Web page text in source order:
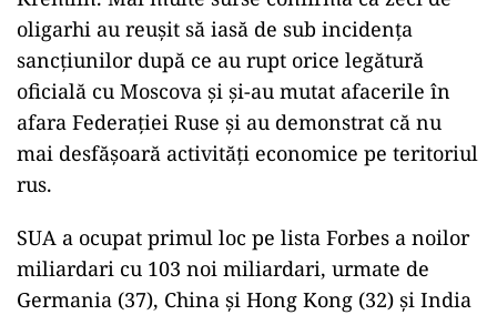
oligarhi au reușit să iasă de sub incidența
sancțiunilor după ce au rupt orice legătură
oficială cu Moscova și și-au mutat afacerile în
afara Federației Ruse și au demonstrat că nu
mai desfășoară activități economice pe teritoriul
rus.
SUA a ocupat primul loc pe lista Forbes a noilor
miliardari cu 103 noi miliardari, urmate de
Germania (37), China și Hong Kong (32) și India